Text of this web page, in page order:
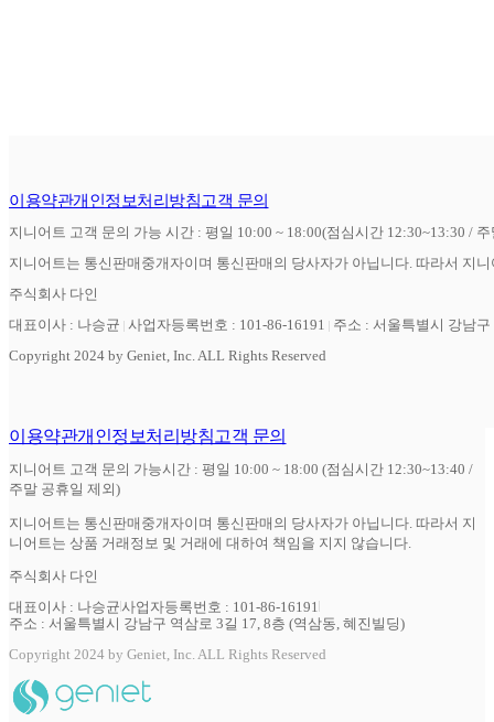
이용약관개인정보처리방침고객 문의
지니어트 고객 문의 가능 시간 : 평일 10:00 ~ 18:00(점심시간 12:30~13:30 /
지니어트는 통신판매중개자이며 통신판매의 당사자가 아닙니다. 따라서 지
주식회사 다인
대표이사 : 나승균 사업자등록번호 : 101-86-16191
주소 : 서울특별시 강남
Copyright 2024 by Geniet, Inc. ALL Rights Reserved
이용약관개인정보처리방침고객 문의
지니어트 고객 문의 가능시간 : 평일 10:00 ~ 18:00 (점심시간 12:30~13:40 /
주말 공휴일 제외)
지니어트는 통신판매중개자이며 통신판매의 당사자가 아닙니다. 따라서 지
니어트는 상품 거래정보 및 거래에 대하여 책임을 지지 않습니다.
주식회사 다인
대표이사 : 나승균사업자등록번호 : 101-86-16191
주소 : 서울특별시 강남구 역삼로 3길 17, 8층 (역삼동, 혜진빌딩)
Copyright 2024 by Geniet, Inc. ALL Rights Reserved